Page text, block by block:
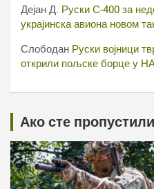
Дејан Д. Руски С-400 за
украјинска авиона новом
Слободан Руски војници
открили пољске борце у
Ако сте пропустили